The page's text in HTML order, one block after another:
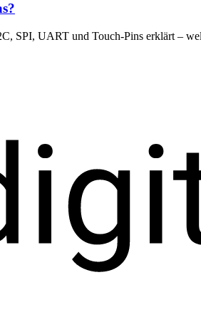
UART und Touch-Pins erklärt –